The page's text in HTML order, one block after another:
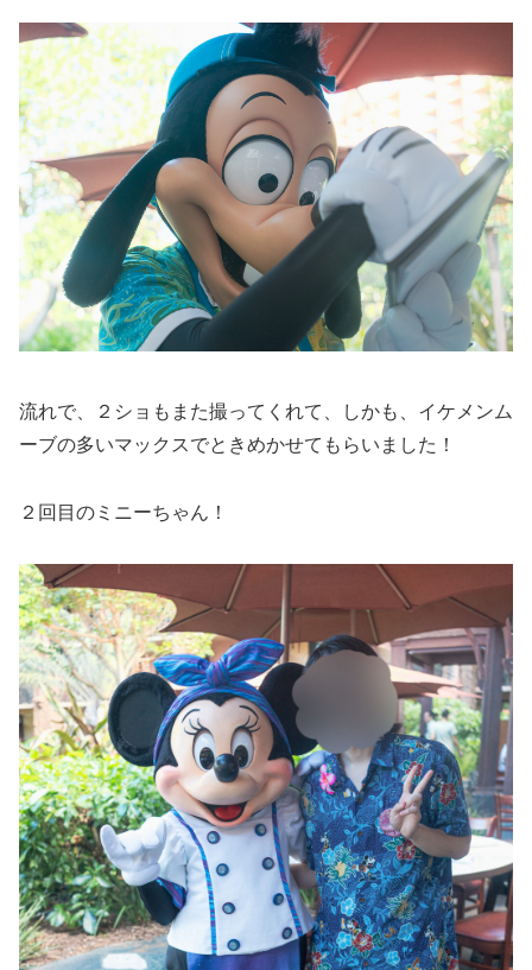
流れで、２ショもまた撮ってくれて、しかも、イケメンム
ーブの多いマックスでときめかせてもらいました！
２回目のミニーちゃん！